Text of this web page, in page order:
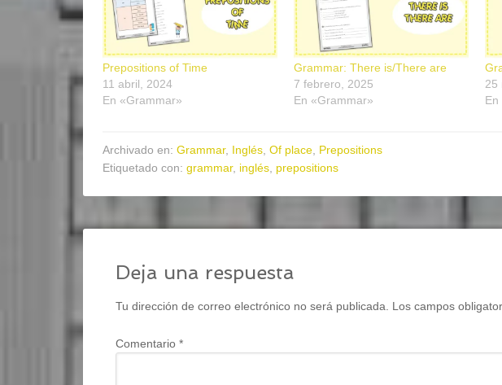
Prepositions of Time
11 abril, 2024
En «Grammar»
Grammar: There is/There are
7 febrero, 2025
En «Grammar»
25
En
Archivado en: Grammar, Inglés Of place Prepositions
Etiquetado con: grammar, inglés prepositions
Deja una respuesta
Tu dirección de correo electrónico no será publicada. Los campos
Comentario *